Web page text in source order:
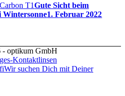
Gute Sicht beim
Wintersonne1. Februar 2022
optikum GmbH
Kontaktlinsen
Wir suchen Dich mit Deiner